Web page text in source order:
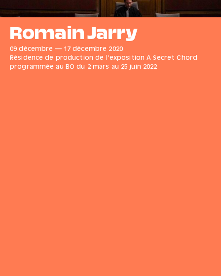
Romain Jarry
09 décembre — 17 décembre 2020
Résidence de production de l’expositionA Secret Chord
programmée au BO du 2 mars au 25 juin 2022